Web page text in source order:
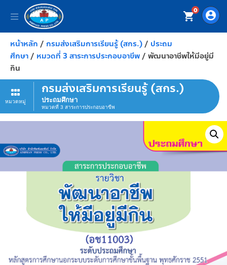
account_circle
shopping_cart0
หน้าหลัก / กรมส่งเสริมการเรียนรู้ (สกร.)/ ประถม
ศึกษา/ หมวดที่ 3 สาระการประกอบอาขีพ/ พัฒนาอาชีพให้มีอยู่มี
กิน
หมวดหมู่
กรมส่งเสริมการเรียนรู้ (สกร.)
ประถมศึกษา
หมวดที่ 3 สาระการประกอบอาขีพ